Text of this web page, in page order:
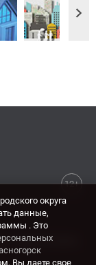
12+
г. Красногорск,
округа
данные,
. Это
Вы даете свое